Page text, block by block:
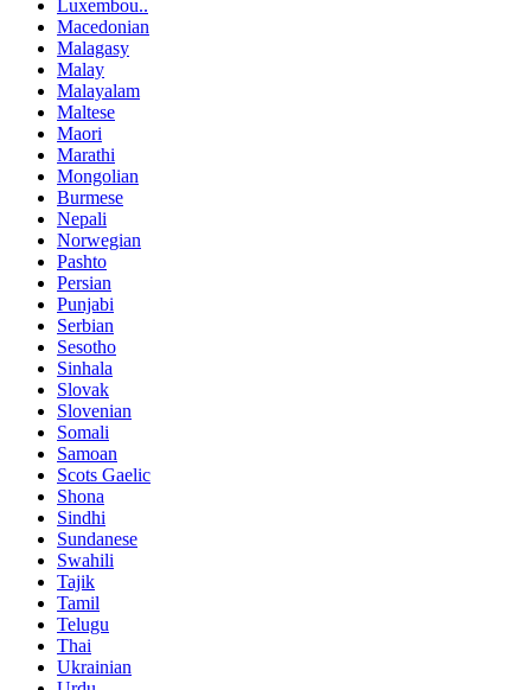
Luxembou..
Macedonian
Malagasy
Malay
Malayalam
Maltese
Maori
Marathi
Mongolian
Burmese
Nepali
Norwegian
Pashto
Persian
Punjabi
Serbian
Sesotho
Sinhala
Slovak
Slovenian
Somali
Samoan
Scots Gaelic
Shona
Sindhi
Sundanese
Swahili
Tajik
Tamil
Telugu
Thai
Ukrainian